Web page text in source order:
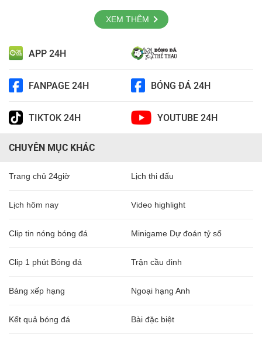
XEM THÊM
APP 24H
FANPAGE 24H BÓNG ĐÁ 24H
TIKTOK 24H YOUTUBE 24H
CHUYÊN MỤC KHÁC
Trang chủ 24giờ Lịch thi đấu
Lịch hôm nay Video highlight
Clip tin nóng bóng đá Minigame Dự đoán tỷ số
Clip 1 phút Bóng đá Trận cầu đinh
Bảng xếp hạng Ngoại hạng Anh
Kết quả bóng đá Bài đặc biệt